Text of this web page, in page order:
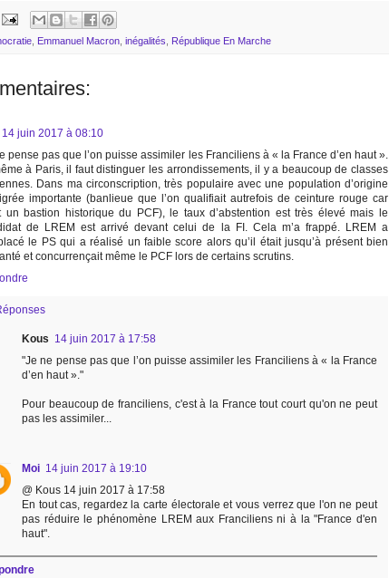
Emmanuel Macron inégalités République En Marche
14 juin 2017 à 08:10
pense pas que l’on puisse assimiler les Franciliens à « la France d’en haut ».
à Paris, il faut distinguer les arrondissements, il y a beaucoup de classes
Dans ma circonscription, très populaire avec une population d’origine
importante (banlieue que l’on qualifiait autrefois de ceinture rouge car
un bastion historique du PCF), le taux d’abstention est très élevé mais le
de LREM est arrivé devant celui de la FI. Cela m’a frappé. LREM a
le PS qui a réalisé un faible score alors qu’il était jusqu’à présent bien
et concurrençait même le PCF lors de certains scrutins.
Kous 14 juin 2017 à 17:58
"Je ne pense pas que l’on puisse assimiler les Franciliens à « la France
d’en haut »."
Pour beaucoup de franciliens, c'est à la France tout court qu'on ne peut
pas les assimiler...
Moi 14 juin 2017 à 19:10
@ Kous 14 juin 2017 à 17:58
En tout cas, regardez la carte électorale et vous verrez que l'on ne peut
pas réduire le phénomène LREM aux Franciliens ni à la "France d'en
haut".